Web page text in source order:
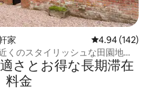
家 レビュー142
4.94 (142)
くのスタイリッシュな田園地帯
さ⁠とお⁠得⁠な長⁠期⁠滞⁠在
料⁠金